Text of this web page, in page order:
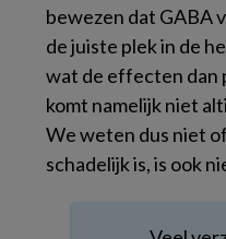
bewezen dat GABA
de juiste plek in de
wat de effecten dan
komt namelijk niet
We weten dus niet
schadelijk is, is ook